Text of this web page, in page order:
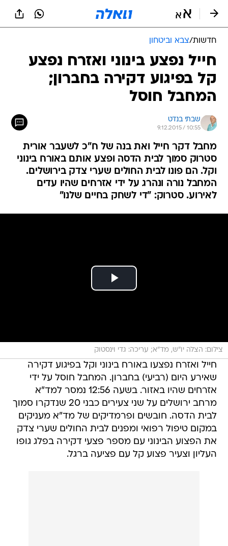
חדשות/צבא וביטחון
חייל נפצע בינוני ואזרח נפצע
קל בפיגוע דקירה בחברון;
המחבל חוסל
שבתי בנדט
9.12.2015 / 10:55
מחבל דקר חייל ואת בנה של ח"כ לשעבר אורית
סטרוק סמוך לבית הדסה ופצע אותם באורח בינוני
וקל. הם פונו לבית החולים שערי צדק בירושלים.
המחבל נורה ונהרג על ידי אזרחים שהיו עדים
לאירוע. סטרוק: "די לשחק בחיים שלנו"
צילום: הצלה יו"ש, מד"א; עריכה: גדי וינסטוק
חייל ואזרח נפצעו באורח בינוני וקל בפיגוע דקירה
שאירע היום (רביעי) בחברון. המחבל חוסל על ידי
אזרחים שהיו באזור. בשעה 12:56 נמסר למד"א
מרחב ירושלים על שני צעירים כבני 20 שנדקרו סמוך
לבית הדסה. חובשים ופרמדיקים של מד"א מעניקים
במקום טיפול רפואי ומפנים לבית החולים שערי צדק
את הפצוע הבינוני עם מספר פצעי דקירה בפלג גופו
העליון וצעיר פצוע קל עם פציעה ברגל.